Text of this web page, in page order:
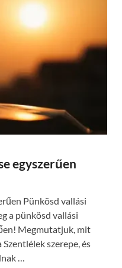
egyszerűen
Pünkösd vallási
a pünkösd vallási
Megmutatjuk, mit
szerepe, és
…